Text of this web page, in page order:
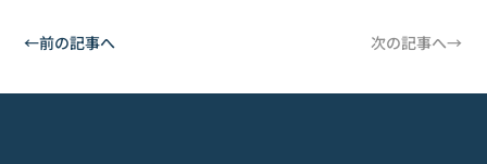
←前の記事へ 次の記事へ→